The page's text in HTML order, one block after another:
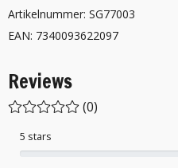
Artikelnummer: SG77003
EAN: 7340093622097
Reviews
(0)
5 stars